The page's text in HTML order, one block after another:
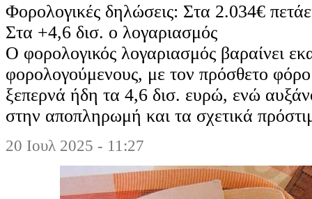
Φορολογικές δηλώσεις: Στα 2.034€
Στα +4,6 δισ. ο λογαριασμός
Ο φορολογικός λογαριασμός βαραίνει
φορολογούμενους, με τον πρόσθετο
ξεπερνά ήδη τα 4,6 δισ. ευρώ, ενώ
στην αποπληρωμή και τα σχετικά
20 Ιουλ 2025 - 11:27